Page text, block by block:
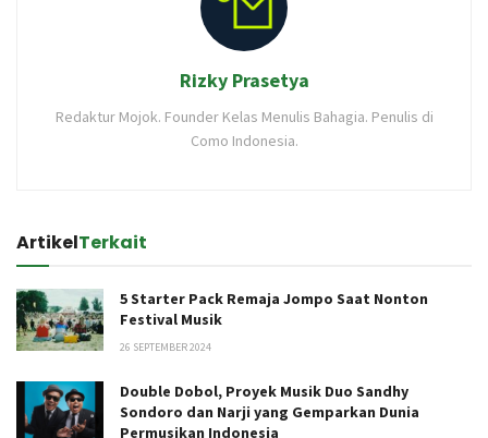
Rizky Prasetya
Redaktur Mojok. Founder Kelas Menulis Bahagia. Penulis di
Como Indonesia.
ArtikelTerkait
5 Starter Pack Remaja Jompo Saat Nonton
Festival Musik
26 SEPTEMBER 2024
Double Dobol, Proyek Musik Duo Sandhy
Sondoro dan Narji yang Gemparkan Dunia
Permusikan Indonesia